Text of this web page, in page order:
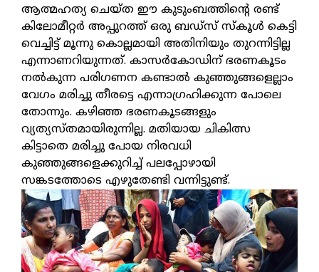
ആത്മഹത്യ ചെയ്ത ഈ കുടുംബത്തിന്റെ രണ്ട്
കിലോമീറ്റർ അപ്പുറത്ത് ഒരു ബഡ്‌സ് സ്കൂൾ കെട്ടി
വെച്ചിട്ട് മൂന്നു കൊല്ലമായി അതിനിയും തുറന്നിട്ടില്ല
എന്നാണറിയുന്നത്. കാസർകോഡിന് ഭരണകൂടം
നൽകുന്ന പരിഗണന കണ്ടാൽ കുഞ്ഞുങ്ങളെല്ലാം
വേഗം മരിച്ചു തീരട്ടെ എന്നാഗ്രഹിക്കുന്ന പോലെ
തോന്നും. കഴിഞ്ഞ ഭരണകൂടങ്ങളും
വ്യത്യസ്തമായിരുന്നില്ല. മതിയായ ചികിത്സ
കിട്ടാതെ മരിച്ചു പോയ നിരവധി
കുഞ്ഞുങ്ങളെക്കുറിച്ച് പലപ്പോഴായി
സങ്കടത്തോടെ എഴുതേണ്ടി വന്നിട്ടുണ്ട്.